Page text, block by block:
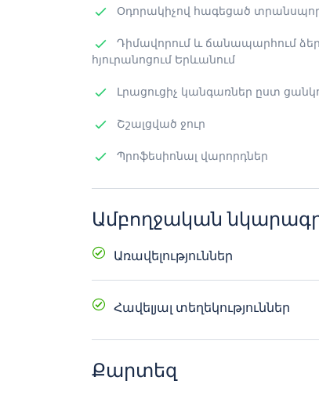
Օդորակիչով հագեցած
Դիմավորում և ճանապարհում ձեր
հյուրանոցում Երևանում
Լրացուցիչ կանգառներ ըստ
Շշալցված ջուր
Պրոֆեսիոնալ վարորդներ
Ամբողջական
Առավելություններ
Դիմավորում և ճանապարհում
Էքսկուրսիայի լեզվի
Հավելյալ տեղեկություններ
Սկսելու ժամը և վայրը ըստ
Մեքենաները հարմարեցված
Քարտեզ